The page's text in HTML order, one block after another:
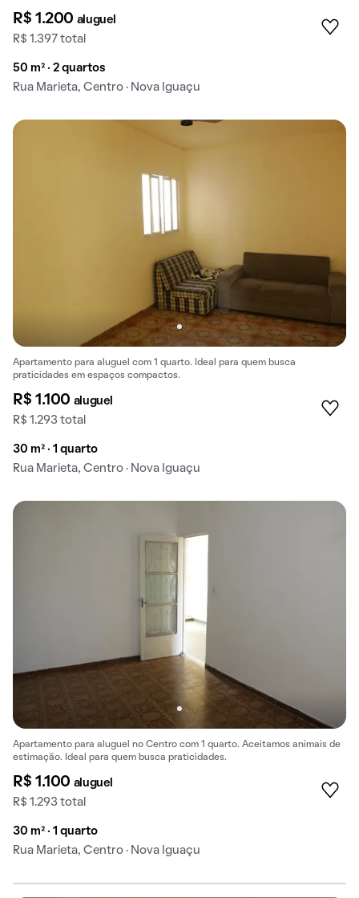
R$ 1.200 aluguel
R$ 1.397 total
50 m² · 2 quartos
Rua Marieta, Centro · Nova Iguaçu
Apartamento para aluguel com 1 quarto. Ideal para quem busca
praticidades em espaços compactos.
R$ 1.100 aluguel
R$ 1.293 total
30 m² · 1 quarto
Rua Marieta, Centro · Nova Iguaçu
Apartamento para aluguel no Centro com 1 quarto. Aceitamos animais de
estimação. Ideal para quem busca praticidades.
R$ 1.100 aluguel
R$ 1.293 total
30 m² · 1 quarto
Rua Marieta, Centro · Nova Iguaçu